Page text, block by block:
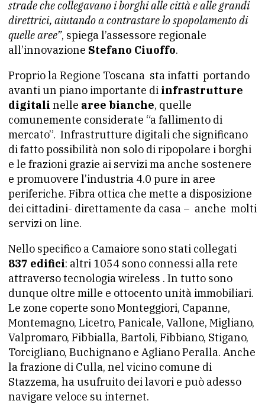
strade che collegavano i borghi alle città e alle grandi
direttrici, aiutando a contrastare lo spopolamento di
quelle aree”, spiega l’assessore regionale
all’innovazione Stefano Ciuoffo.
Proprio la Regione Toscana sta infatti portando
avanti un piano importante di infrastrutture
digitali nelle aree bianche, quelle
comunemente considerate “a fallimento di
mercato”. Infrastrutture digitali che significano
di fatto possibilità non solo di ripopolare i borghi
e le frazioni grazie ai servizi ma anche sostenere
e promuovere l’industria 4.0 pure in aree
periferiche. Fibra ottica che mette a disposizione
dei cittadini- direttamente da casa – anche molti
servizi on line.
Nello specifico a Camaiore sono stati collegati
837 edifici: altri 1054 sono connessi alla rete
attraverso tecnologia wireless . In tutto sono
dunque oltre mille e ottocento unità immobiliari.
Le zone coperte sono Monteggiori, Capanne,
Montemagno, Licetro, Panicale, Vallone, Migliano,
Valpromaro, Fibbialla, Bartoli, Fibbiano, Stigano,
Torcigliano, Buchignano e Agliano Peralla. Anche
la frazione di Culla, nel vicino comune di
Stazzema, ha usufruito dei lavori e può adesso
navigare veloce su internet.